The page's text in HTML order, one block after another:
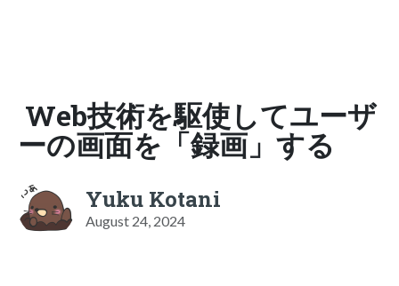
Web技術を駆使してユーザ
ーの画面を「録画」する
Yuku Kotani
August 24, 2024